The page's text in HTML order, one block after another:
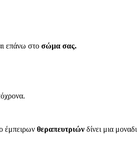
επάνω στο σώμα σας.
έμπειρων θεραπευτριών δίνει μια